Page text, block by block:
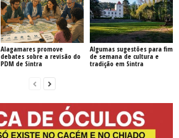
Alagamares promove
debates sobre a revisão do
PDM de Sintra
Algumas sugestões para fim
de semana de cultura e
tradição em Sintra